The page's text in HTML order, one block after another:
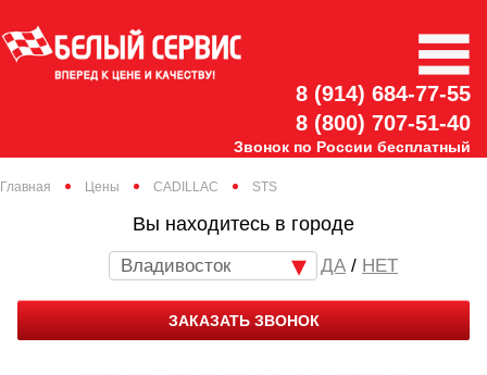
8 (914) 684-77-55
8 (800) 707-51-40
Звонок по России бесплатный
Главная Цены CADILLAC STS
Вы находитесь в городе
Владивосток / НЕТ
ЗАКАЗАТЬ ЗВОНОК